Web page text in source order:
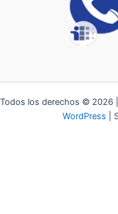
Todos los derechos © 2026
WordPress |